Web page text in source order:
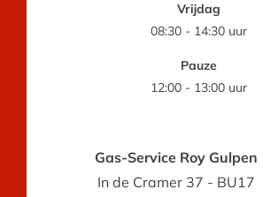
Vrijdag
08:30 - 14:30 uur
Pauze
12:00 - 13:00 uur
Gas-Service Roy Gulpen
In de Cramer 37 - BU17